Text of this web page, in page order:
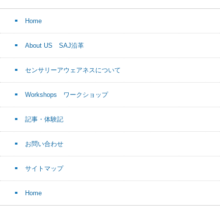
Home
About US SAJ沿革
センサリーアウェアネスについて
Workshops ワークショップ
記事・体験記
お問い合わせ
サイトマップ
Home